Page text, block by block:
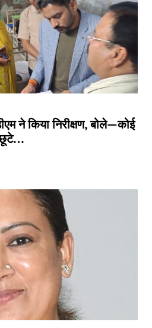
ने किया निरीक्षण, बोले—कोई
छूटे…